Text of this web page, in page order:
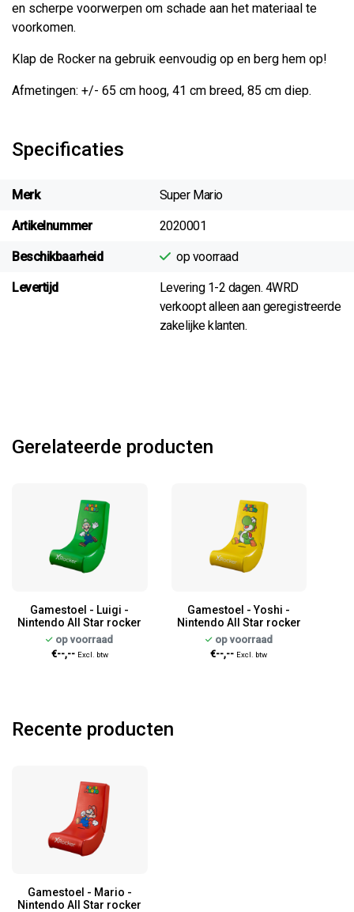
en scherpe voorwerpen om schade aan het materiaal te
voorkomen.
Klap de Rocker na gebruik eenvoudig op en berg hem op!
Afmetingen: +/- 65 cm hoog, 41 cm breed, 85 cm diep.
Specificaties
Merk Super Mario
Artikelnummer 2020001
Beschikbaarheid op voorraad
Levertijd
Levering 1-2 dagen. 4WRD
verkoopt alleen aan geregistreerde
zakelijke klanten.
Gerelateerde producten
Gamestoel - Luigi -
Nintendo All Star rocker
op voorraad
€--,-- Excl. btw
Gamestoel - Yoshi -
Nintendo All Star rocker
op voorraad
€--,-- Excl. btw
Recente producten
Gamestoel - Mario -
Nintendo All Star rocker